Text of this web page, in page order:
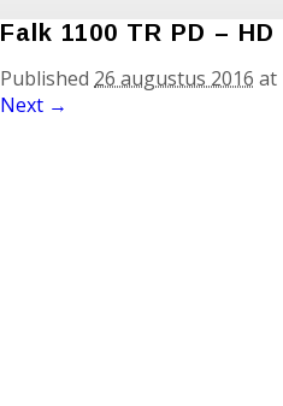
Falk 1100 TR PD – HD
Published 26 augustus 2016 at
Next →